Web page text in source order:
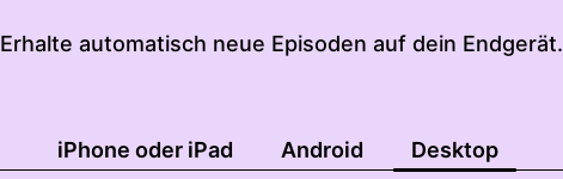
Erhalte automatisch neue Episoden auf dein Endgerät.
iPhone oder iPad Android Desktop